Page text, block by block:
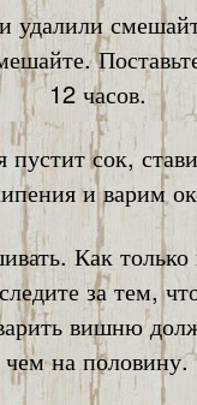
удалили
12 часов.
сок,
и варим
Как
за тем,
вишню
чем на половину.